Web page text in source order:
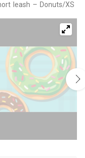
leash – Donuts/XS